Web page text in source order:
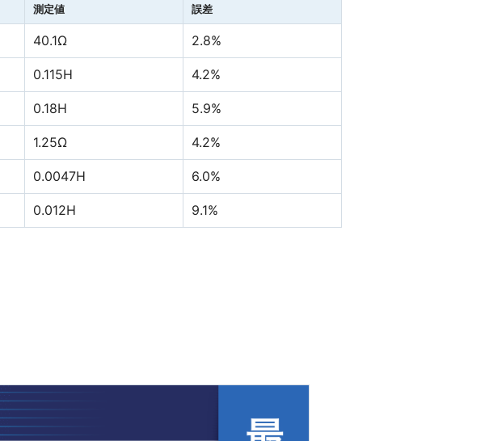
測定値 誤差
40.1Ω 2.8%
0.115H 4.2%
0.18H 5.9%
1.25Ω 4.2%
0.0047H 6.0%
0.012H 9.1%